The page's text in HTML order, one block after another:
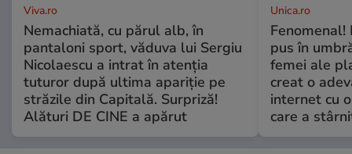
Viva.ro
Nemachiată, cu părul alb, în
pantaloni sport, văduva lui Sergiu
Nicolaescu a intrat în atenția
tuturor după ultima apariție pe
străzile din Capitală. Surpriză!
Alături DE CINE a apărut
Unica.ro
pus în
femei ale
creat o
internet cu
care a